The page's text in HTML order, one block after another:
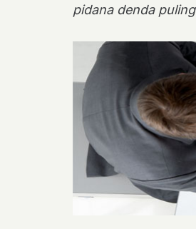
pidana denda